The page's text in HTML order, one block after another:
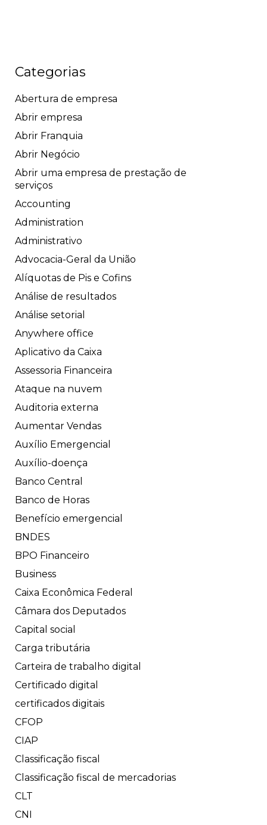
Categorias
Abertura de empresa
Abrir empresa
Abrir Franquia
Abrir Negócio
Abrir uma empresa de prestação de
serviços
Accounting
Administration
Administrativo
Advocacia-Geral da União
Alíquotas de Pis e Cofins
Análise de resultados
Análise setorial
Anywhere office
Aplicativo da Caixa
Assessoria Financeira
Ataque na nuvem
Auditoria externa
Aumentar Vendas
Auxílio Emergencial
Auxílio-doença
Banco Central
Banco de Horas
Benefício emergencial
BNDES
BPO Financeiro
Business
Caixa Econômica Federal
Câmara dos Deputados
Capital social
Carga tributária
Carteira de trabalho digital
Certificado digital
certificados digitais
CFOP
CIAP
Classificação fiscal
Classificação fiscal de mercadorias
CLT
CNI